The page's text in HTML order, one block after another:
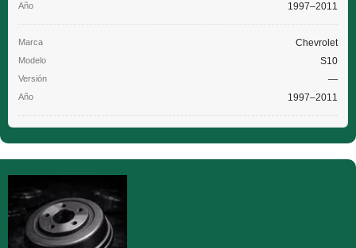
1997–2011
Chevrolet
S10
—
1997–2011